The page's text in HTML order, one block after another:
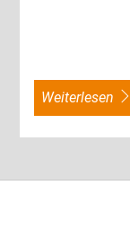
weiterlesen